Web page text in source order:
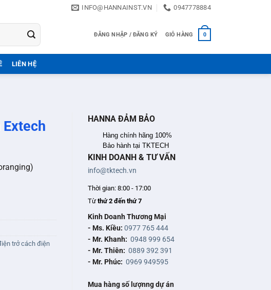
INFO@HANNAINST.VN 0947778884
ĐĂNG NHẬP / ĐĂNG KÝ GIỎ HÀNG 0
LIÊN HỆ
trở cách điện
HANNA ĐẢM BẢO
Hàng chính hãng 100%
Bảo hành tại TKTECH
KINH DOANH & TƯ VẤN
info@tktech.vn
Thời gian: 8:00 - 17:00
Từthứ 2 đến thứ 7
Kinh Doanh Thương Mại
- Ms. Kiều: 0977 765 444
- Mr. Khanh: 0948 999 654
- Mr. Thiên: 0889 392 391
- Mr. Phúc: 0969 949595
Mua hàng số lượnng dự án